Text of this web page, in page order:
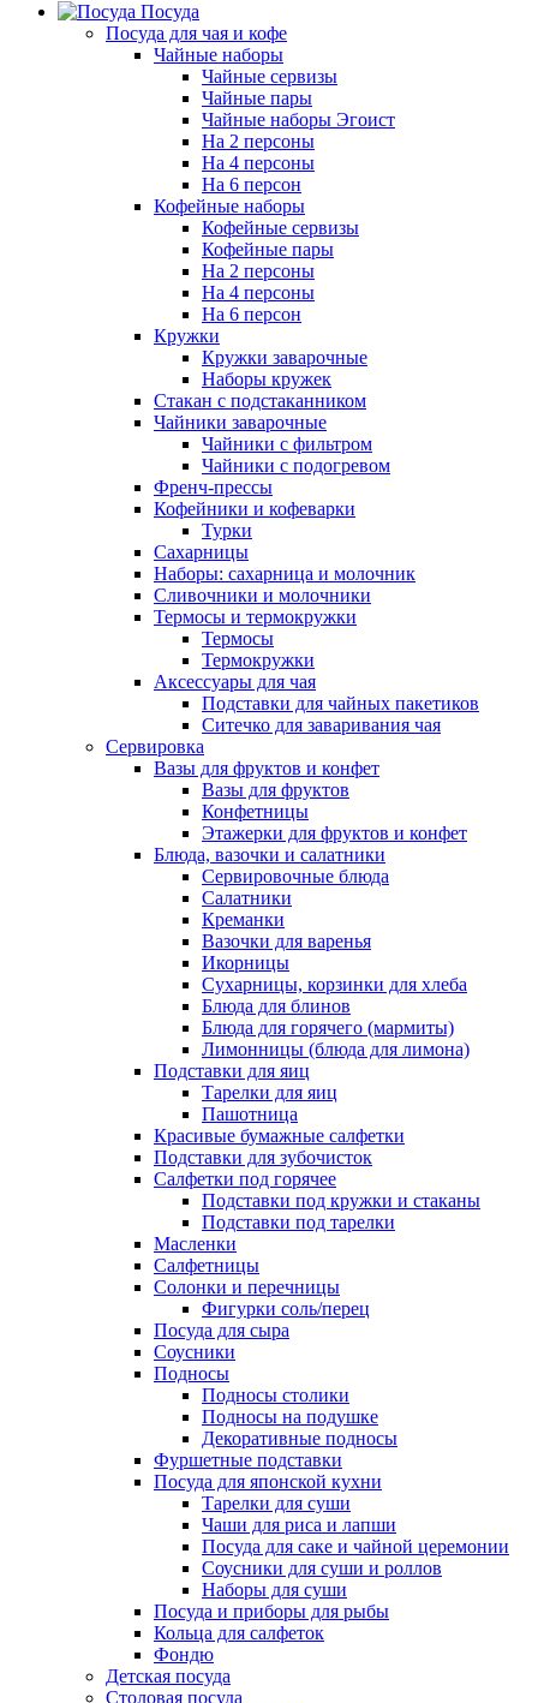
Посуда
Посуда для чая и кофе
Чайные наборы
Чайные сервизы
Чайные пары
Чайные наборы Эгоист
На 2 персоны
На 4 персоны
На 6 персон
Кофейные наборы
Кофейные сервизы
Кофейные пары
На 2 персоны
На 4 персоны
На 6 персон
Кружки
Кружки заварочные
Наборы кружек
Стакан с подстаканником
Чайники заварочные
Чайники с фильтром
Чайники с подогревом
Френч-прессы
Кофейники и кофеварки
Турки
Сахарницы
Наборы: сахарница и молочник
Сливочники и молочники
Термосы и термокружки
Термосы
Термокружки
Аксессуары для чая
Подставки для чайных пакетиков
Ситечко для заваривания чая
Сервировка
Вазы для фруктов и конфет
Вазы для фруктов
Конфетницы
Этажерки для фруктов и конфет
Блюда, вазочки и салатники
Сервировочные блюда
Салатники
Креманки
Вазочки для варенья
Икорницы
Сухарницы, корзинки для хлеба
Блюда для блинов
Блюда для горячего (мармиты)
Лимонницы (блюда для лимона)
Подставки для яиц
Тарелки для яиц
Пашотница
Красивые бумажные салфетки
Подставки для зубочисток
Салфетки под горячее
Подставки под кружки и стаканы
Подставки под тарелки
Масленки
Салфетницы
Солонки и перечницы
Фигурки соль/перец
Посуда для сыра
Соусники
Подносы
Подносы столики
Подносы на подушке
Декоративные подносы
Фуршетные подставки
Посуда для японской кухни
Тарелки для суши
Чаши для риса и лапши
Посуда для саке и чайной церемонии
Соусники для суши и роллов
Наборы для суши
Посуда и приборы для рыбы
Кольца для салфеток
Фондю
Детская посуда
Столовая посуда